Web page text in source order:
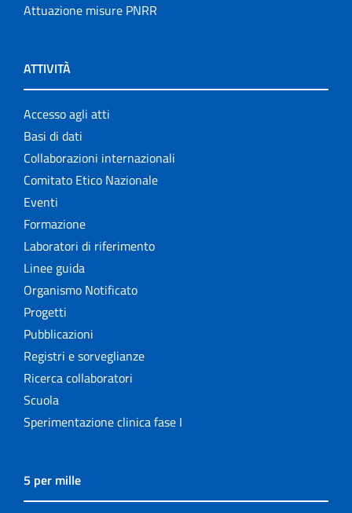
Attuazione misure PNRR
ATTIVITÀ
Accesso agli atti
Basi di dati
Collaborazioni internazionali
Comitato Etico Nazionale
Eventi
Formazione
Laboratori di riferimento
Linee guida
Organismo Notificato
Progetti
Pubblicazioni
Registri e sorveglianze
Ricerca collaboratori
Scuola
Sperimentazione clinica fase I
5 per mille